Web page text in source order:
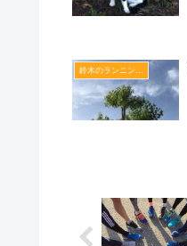
鈴木のランニング日記